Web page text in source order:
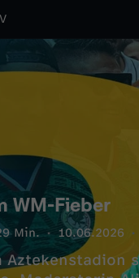
WM-Fieber
Min. 10.06.2026